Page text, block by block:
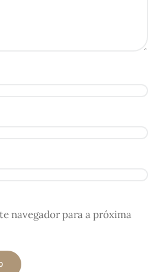
navegador para a próxima